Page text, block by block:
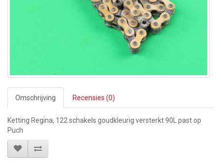
Omschrijving Recensies (0)
Ketting Regina, 122 schakels goudkleurig versterkt 90L past op
Puch